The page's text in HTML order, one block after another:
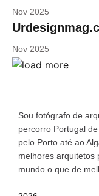
Nov 2025
Nov 2025
Sou fotógrafo de
percorro Portugal
pelo Porto até ao
melhores arquitetos
mundo o que de